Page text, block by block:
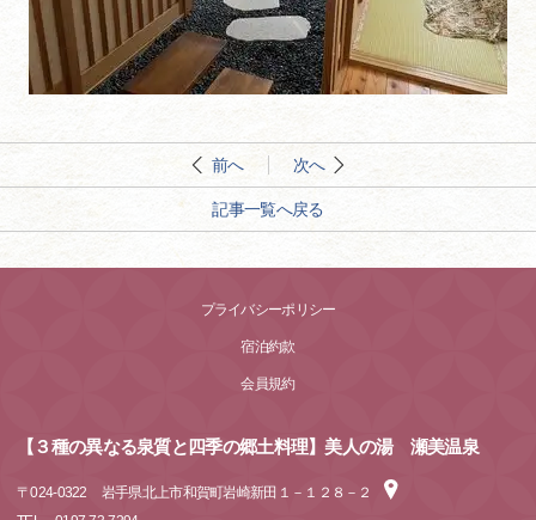
前へ 次へ
記事一覧へ戻る
プライバシーポリシー
宿泊約款
会員規約
【３種の異なる泉質と四季の郷土料理】美人の湯 瀬美温泉
〒024-0322
岩手県北上市和賀町岩崎新田１－１２８－２